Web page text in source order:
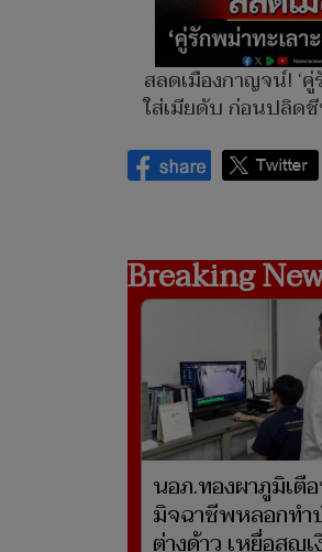
สลดเมืองกาญจน์! ‘คู่
ใส่เมียดับ ก่อนปลิด
Breaking
นอภ.ทองผาภูมิเตื
มิจฉาชีพหลอกทำ
ต่างด้าว เหยื่อสูญ